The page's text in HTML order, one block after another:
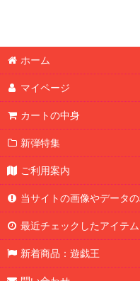
ホーム
マイページ
カートの中身
新弾特集
ご利用案内
当サイトの画像やデータ
最近チェックしたアイテム
新着商品：遊戯王